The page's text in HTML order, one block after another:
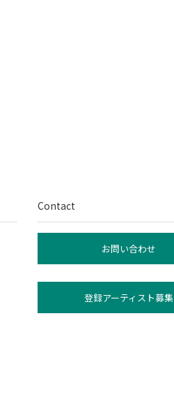
Contact
お問い合わせ
登録アーティスト募集